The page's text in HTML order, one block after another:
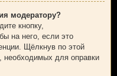
модератору?
кнопку,
на него, если это
Щёлкнув по этой
необходимых для оправки